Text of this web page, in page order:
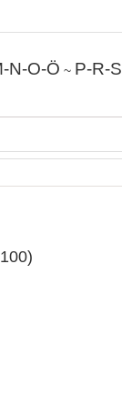
N-O-Ö ~ P-R-S